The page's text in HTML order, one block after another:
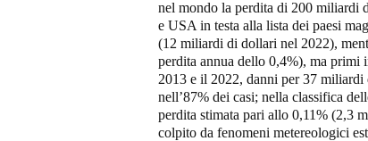
nel mondo la perdita di 200 miliardi
e USA in testa alla lista dei paesi
(12 miliardi di dollari nel 2022),
perdita annua dello 0,4%), ma primi
2013 e il 2022, danni per 37 miliardi
nell’87% dei casi; nella classifica
perdita stimata pari allo 0,11% (2,3
colpito da fenomeni metereologici